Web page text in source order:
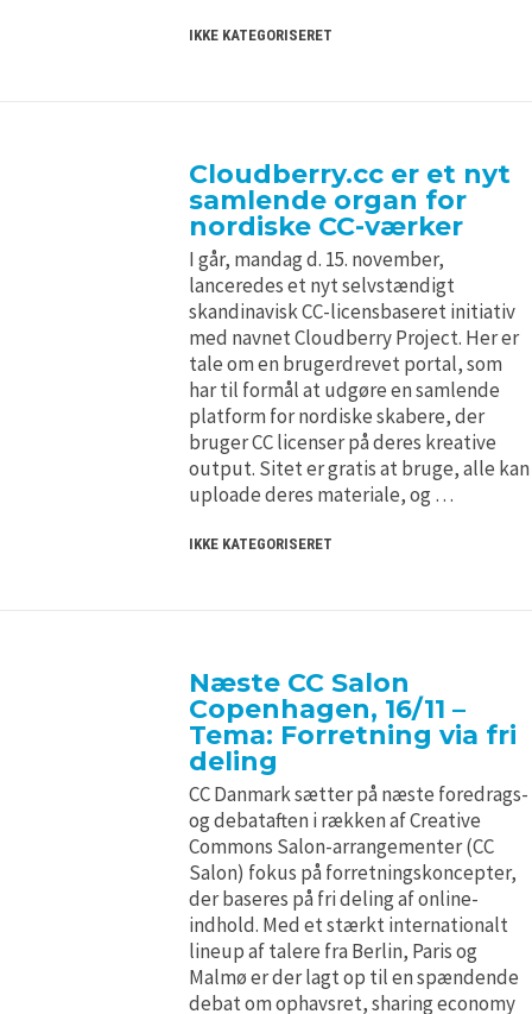
IKKE KATEGORISERET
Cloudberry.cc er et nyt
samlende organ for
nordiske CC-værker
I går, mandag d. 15. november,
lanceredes et nyt selvstændigt
skandinavisk CC-licensbaseret initiativ
med navnet Cloudberry Project. Her er
tale om en brugerdrevet portal, som
har til formål at udgøre en samlende
platform for nordiske skabere, der
bruger CC licenser på deres kreative
output. Sitet er gratis at bruge, alle kan
uploade deres materiale, og …
IKKE KATEGORISERET
Næste CC Salon
Copenhagen, 16/11 –
Tema: Forretning via fri
deling
CC Danmark sætter på næste foredrags-
og debataften i rækken af Creative
Commons Salon-arrangementer (CC
Salon) fokus på forretningskoncepter,
der baseres på fri deling af online-
indhold. Med et stærkt internationalt
lineup af talere fra Berlin, Paris og
Malmø er der lagt op til en spændende
debat om ophavsret, sharing economy